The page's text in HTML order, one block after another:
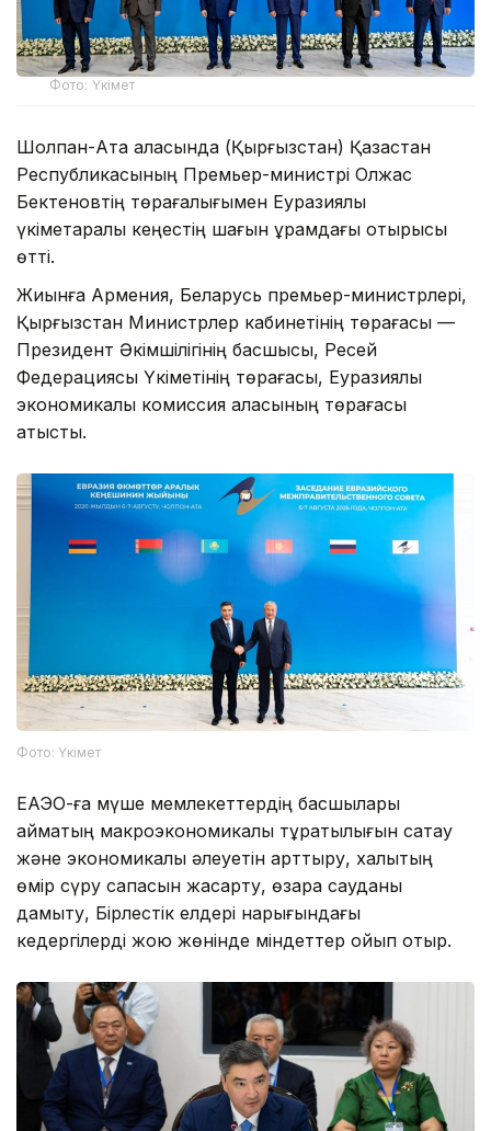
Фото: Үкімет
Шолпан-Ата қаласында (Қырғызстан) Қазақстан
Республикасының Премьер-министрі Олжас
Бектеновтің төрағалығымен Еуразиялық
үкіметаралық кеңестің шағын құрамдағы отырысы
өтті.
Жиынға Армения, Беларусь премьер-министрлері,
Қырғызстан Министрлер кабинетінің төрағасы —
Президент Әкімшілігінің басшысы, Ресей
Федерациясы Үкіметінің төрағасы, Еуразиялық
экономикалық комиссия алқасының төрағасы
қатысты.
Фото: Үкімет
ЕАЭО-ға мүше мемлекеттердің басшылары
аймақтың макроэкономикалық тұрақтылығын сақтау
және экономикалық әлеуетін арттыру, халықтың
өмір сүру сапасын жақсарту, өзара сауданы
дамыту, Бірлестік елдері нарығындағы
кедергілерді жою жөнінде міндеттер қойып отыр.